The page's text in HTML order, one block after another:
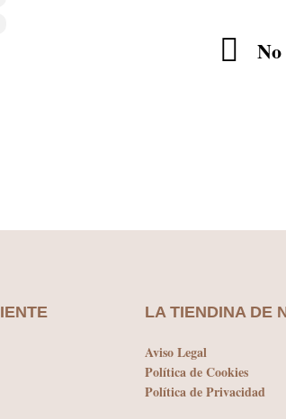
LA TIENDINA DE
Aviso Legal
Política de Cookies
Política de Privacidad